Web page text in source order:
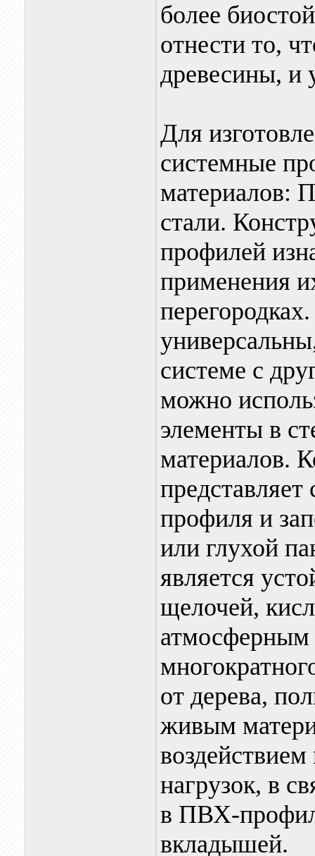
более
отнести то,
древесины, и
Для
системные
материалов:
стали.
профилей
применения
системе с
можно
элементы в
материалов.
профиля и
или глухой
является
щелочей,
атмосферным
от дерева,
живым
нагрузок, в
в ПВХ-
вкладышей.